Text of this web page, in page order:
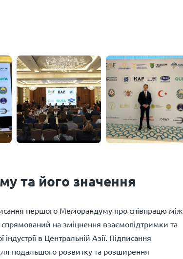
та його значення
першого Меморандуму про співпрацю між
на зміцнення взаємопідтримки та
в Центральній Азії. Підписання
подальшого розвитку та розширення